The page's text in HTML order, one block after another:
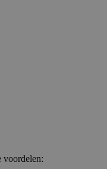
voordelen: